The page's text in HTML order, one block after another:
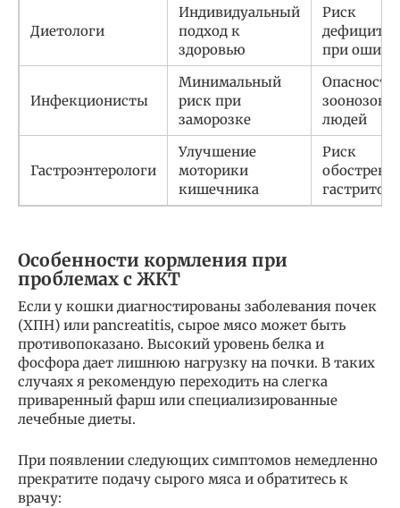
Диетологи
Индивидуальный
подход к
здоровью
Риск
дефицитов
при
Инфекционисты
Минимальный
риск при
заморозке
Опасность
зоонозов
людей
Гастроэнтерологи
Улучшение
моторики
кишечника
Риск
гастритов
Особенности кормления при
проблемах с ЖКТ
Если у кошки диагностированы заболевания почек
(ХПН) или pancreatitis, сырое мясо может быть
противопоказано. Высокий уровень белка и
фосфора дает лишнюю нагрузку на почки. В таких
случаях я рекомендую переходить на слегка
приваренный фарш или специализированные
лечебные диеты.
При появлении следующих симптомов немедленно
прекратите подачу сырого мяса и обратитесь к
врачу: